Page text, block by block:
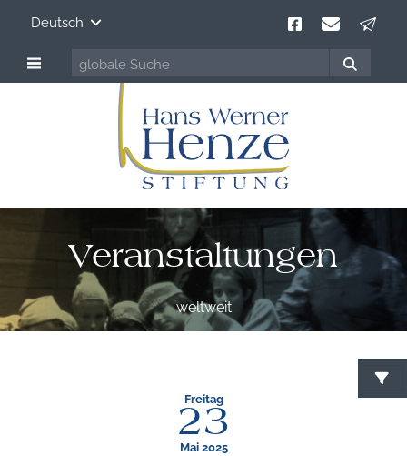
Deutsch
Veranstaltungen
weltweit
Freitag
23
Mai 2025